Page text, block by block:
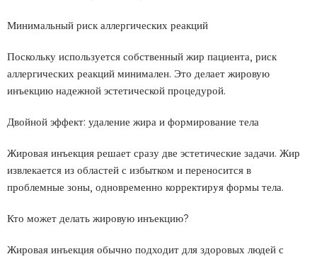
Минимальный риск аллергических реакций
Поскольку используется собственный жир пациента, риск
аллергических реакций минимален. Это делает жировую
инъекцию надежной эстетической процедурой.
Двойной эффект: удаление жира и формирование тела
Жировая инъекция решает сразу две эстетические задачи. Жир
извлекается из областей с избытком и переносится в
проблемные зоны, одновременно корректируя формы тела.
Кто может делать жировую инъекцию?
Жировая инъекция обычно подходит для здоровых людей с